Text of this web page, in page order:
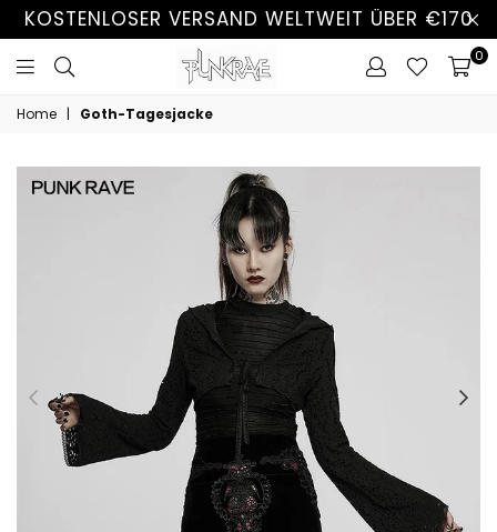
KOSTENLOSER VERSAND WELTWEIT ÜBER €170
0
Home | Goth-Tagesjacke